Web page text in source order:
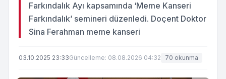
Farkındalık Ayı kapsamında ‘Meme Kanseri
Farkındalık’ semineri düzenledi. Doçent Doktor
Sina Ferahman meme kanseri
03.10.2025 23:33Güncelleme: 08.08.2026 04:32 70 okunma